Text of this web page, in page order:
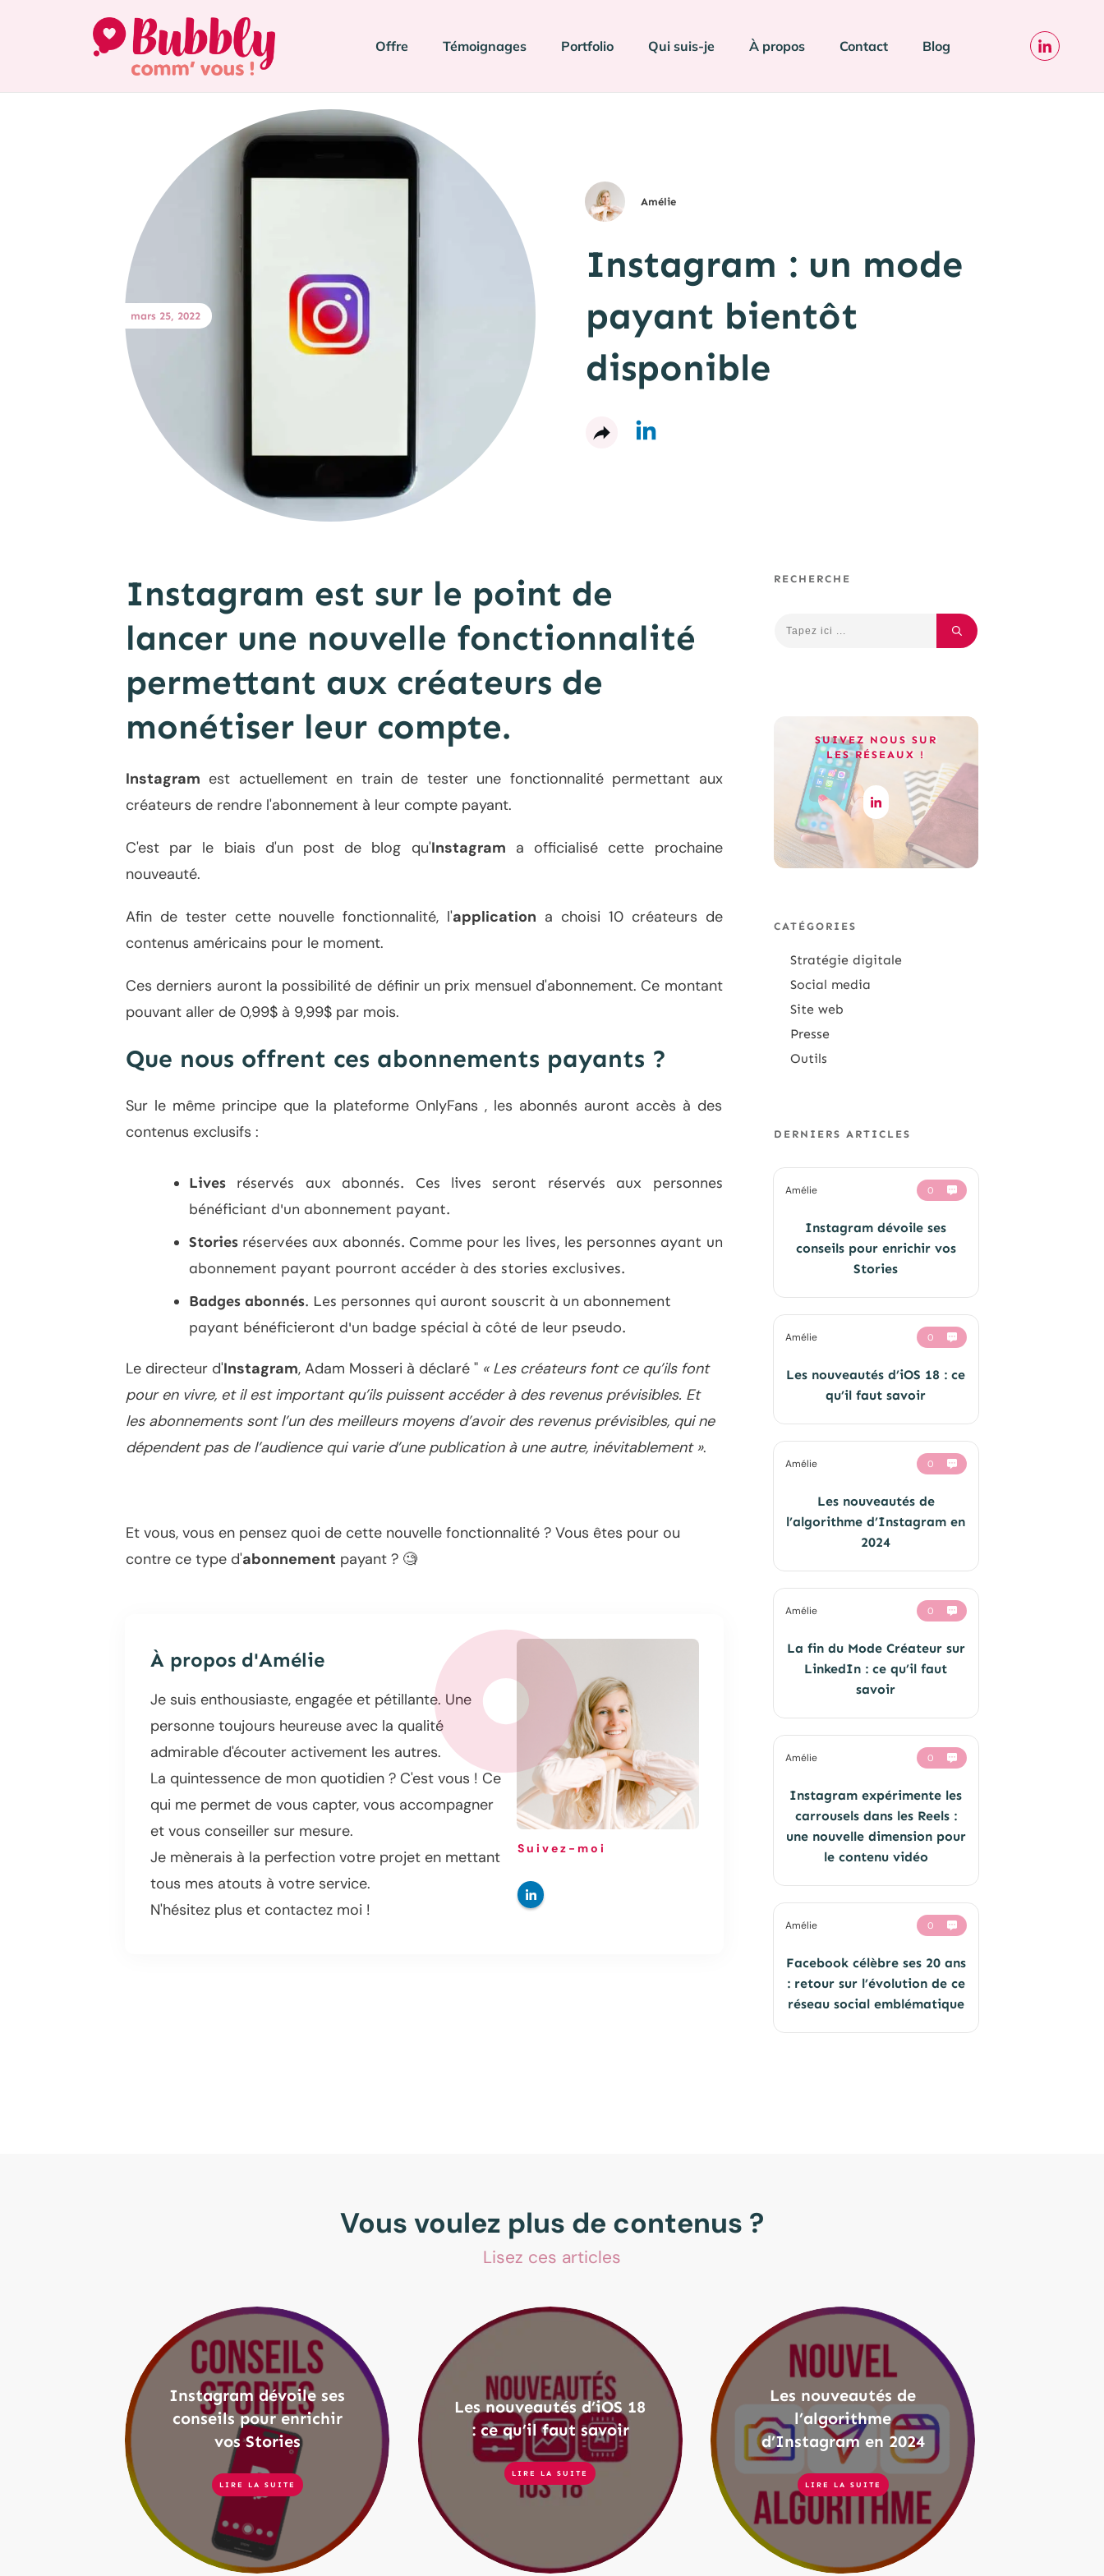
Offre Témoignages Portfolio Qui suis-je À propos Contact Blog
mars 25, 2022
Amélie
Instagram : un mode
payant bientôt
disponible
Instagram est sur le point de
lancer une nouvelle fonctionnalité
permettant aux créateurs de
monétiser leur compte.
Instagram est actuellement en train de tester une fonctionnalité permettant aux
créateurs de rendre l'abonnement à leur compte payant.
C'est par le biais d'un post de blog qu'Instagram a officialisé cette prochaine
nouveauté.
Afin de tester cette nouvelle fonctionnalité, l'application a choisi 10 créateurs de
contenus américains pour le moment.
Ces derniers auront la possibilité de définir un prix mensuel d'abonnement. Ce montant
pouvant aller de 0,99$ à 9,99$ par mois.
Que nous offrent ces abonnements payants ?
Sur le même principe que la plateforme OnlyFans , les abonnés auront accès à des
contenus exclusifs :
Lives réservés aux abonnés. Ces lives seront réservés aux personnes
bénéficiant d'un abonnement payant.
Stories réservées aux abonnés. Comme pour les lives, les personnes ayant un
abonnement payant pourront accéder à des stories exclusives.
Badges abonnés. Les personnes qui auront souscrit à un abonnement
payant bénéficieront d'un badge spécial à côté de leur pseudo.
Le directeur d'Instagram, Adam Mosseri à déclaré " « Les créateurs font ce qu’ils font
pour en vivre, et il est important qu’ils puissent accéder à des revenus prévisibles. Et
les abonnements sont l’un des meilleurs moyens d’avoir des revenus prévisibles, qui ne
dépendent pas de l’audience qui varie d’une publication à une autre, inévitablement ».
Et vous, vous en pensez quoi de cette nouvelle fonctionnalité ? Vous êtes pour ou
contre ce type d'abonnement payant ? 🧐
À propos d'Amélie
Je suis enthousiaste, engagée et pétillante. Une
personne toujours heureuse avec la qualité
admirable d'écouter activement les autres.
La quintessence de mon quotidien ? C'est vous ! Ce
qui me permet de vous capter, vous accompagner
et vous conseiller sur mesure.
Je mènerais à la perfection votre projet en mettant
tous mes atouts à votre service.
N'hésitez plus et contactez moi !
Suivez-moi
RECHERCHE
SUIVEZ NOUS SUR
LES RÉSEAUX !
CATÉGORIES
Stratégie digitale
Social media
Site web
Presse
Outils
DERNIERS ARTICLES
Amélie 0
Instagram dévoile ses
conseils pour enrichir vos
Stories
Amélie 0
Les nouveautés d’iOS 18 : ce
qu’il faut savoir
Amélie 0
Les nouveautés de
l’algorithme d’Instagram en
2024
Amélie 0
La fin du Mode Créateur sur
LinkedIn : ce qu’il faut
savoir
Amélie 0
Instagram expérimente les
carrousels dans les Reels :
une nouvelle dimension pour
le contenu vidéo
Amélie 0
Facebook célèbre ses 20 ans
: retour sur l’évolution de ce
réseau social emblématique
Vous voulez plus de contenus ?
Lisez ces articles
Instagram dévoile ses
conseils pour enrichir
vos Stories
LIRE LA SUITE
Les nouveautés d’iOS 18
: ce qu’il faut savoir
LIRE LA SUITE
Les nouveautés de
l’algorithme
d’Instagram en 2024
LIRE LA SUITE